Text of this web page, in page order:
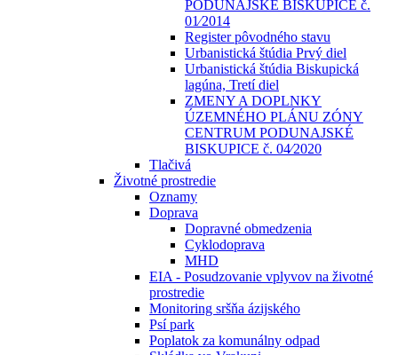
PODUNAJSKÉ BISKUPICE č.
01⁄2014
Register pôvodného stavu
Urbanistická štúdia Prvý diel
Urbanistická štúdia Biskupická
lagúna, Tretí diel
ZMENY A DOPLNKY
ÚZEMNÉHO PLÁNU ZÓNY
CENTRUM PODUNAJSKÉ
BISKUPICE č. 04⁄2020
Tlačivá
Životné prostredie
Oznamy
Doprava
Dopravné obmedzenia
Cyklodoprava
MHD
EIA - Posudzovanie vplyvov na životné
prostredie
Monitoring sršňa ázijského
Psí park
Poplatok za komunálny odpad